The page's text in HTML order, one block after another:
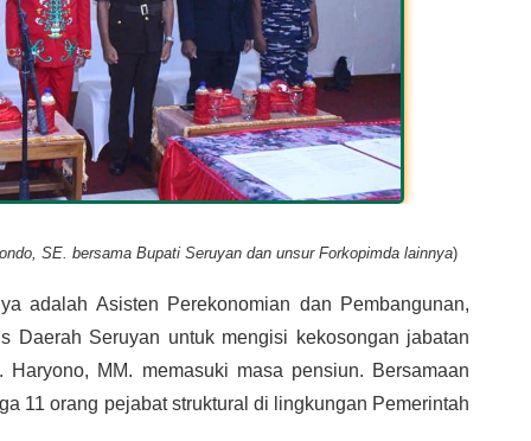
SE. bersama Bupati Seruyan dan unsur Forkopimda lainnya)
adalah Asisten Perekonomian dan Pembangunan,
Daerah Seruyan untuk mengisi kekosongan jabatan
MM. memasuki masa pensiun. Bersamaan
11 orang pejabat struktural di lingkungan Pemerintah